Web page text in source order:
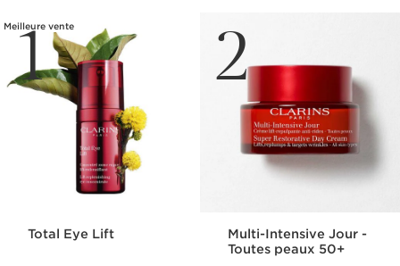
TONIFIER
Multi-Intensive
défroissante
65,00€
NOURRIR
Supra Sérum
À partir de 133 €
1
Meilleure vente
Total Eye Lift
2
Multi-Intensive Jour -
Toutes peaux 50+